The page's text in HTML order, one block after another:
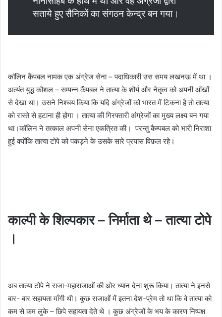
सताये हुए सैनिकों का संगठन केन्द्र बन गया।
कॉलिन कैंपबल नामक एक अंग्रेज सेना – पदाधिकारी उस समय लखनऊ में था ।
अत्यंत युद्ध कौशल – सम्पन्न कैंपबल ने तात्या के शौर्य और नेतृत्व को अपनी आँखों
से देखा था। उसने निश्चय किया कि यदि अंग्रेजों को भारत में टिकना है तो तात्या
को रास्ते से हटाना ही होगा । तात्या की गिरफ्तारी अंग्रेजों का मुख्य लक्ष्य बन गया
था।कॉलिन ने तत्काल अपनी सेना एकत्रित की। परन्तु कैम्पबल को भारी निराशा
हुई क्योंकि तात्या टोपे को पकड़ने के उसके सारे प्रयास विफ़ल रहे।
काल्पी के शिल्पकार – निर्माता थे – तात्या टोपे
।
अब तात्या टोपे ने राजा-महाराजाओं की ओर ध्यान देना शुरू किया। तात्या ने इनसे
बार- बार सहायता माँगी थी। कुछ राजाओं में इतना देश-प्रेम तो था कि वे तात्या को
कम से कम लुके – छिपे सहायता देते थे । कुछ अंग्रेजों के भय के कारण निष्पक्ष